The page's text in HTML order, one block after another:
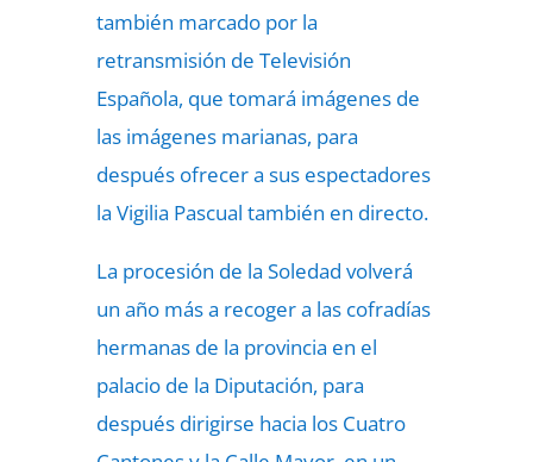
también marcado por la
retransmisión de Televisión
Española, que tomará imágenes de
las imágenes marianas, para
después ofrecer a sus espectadores
la Vigilia Pascual también en directo.
La procesión de la Soledad volverá
un año más a recoger a las cofradías
hermanas de la provincia en el
palacio de la Diputación, para
después dirigirse hacia los Cuatro